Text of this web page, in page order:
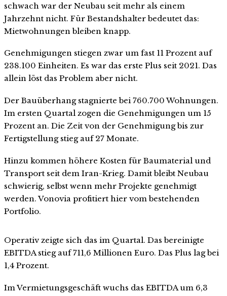
schwach war der Neubau seit mehr als einem
Jahrzehnt nicht. Für Bestandshalter bedeutet das:
Mietwohnungen bleiben knapp.
Genehmigungen stiegen zwar um fast 11 Prozent auf
238.100 Einheiten. Es war das erste Plus seit 2021. Das
allein löst das Problem aber nicht.
Der Bauüberhang stagnierte bei 760.700 Wohnungen.
Im ersten Quartal zogen die Genehmigungen um 15
Prozent an. Die Zeit von der Genehmigung bis zur
Fertigstellung stieg auf 27 Monate.
Hinzu kommen höhere Kosten für Baumaterial und
Transport seit dem Iran-Krieg. Damit bleibt Neubau
schwierig, selbst wenn mehr Projekte genehmigt
werden. Vonovia profitiert hier vom bestehenden
Portfolio.
Operativ zeigte sich das im Quartal. Das bereinigte
EBITDA stieg auf 711,6 Millionen Euro. Das Plus lag bei
1,4 Prozent.
Im Vermietungsgeschäft wuchs das EBITDA um 6,3